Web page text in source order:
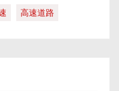
高速道路